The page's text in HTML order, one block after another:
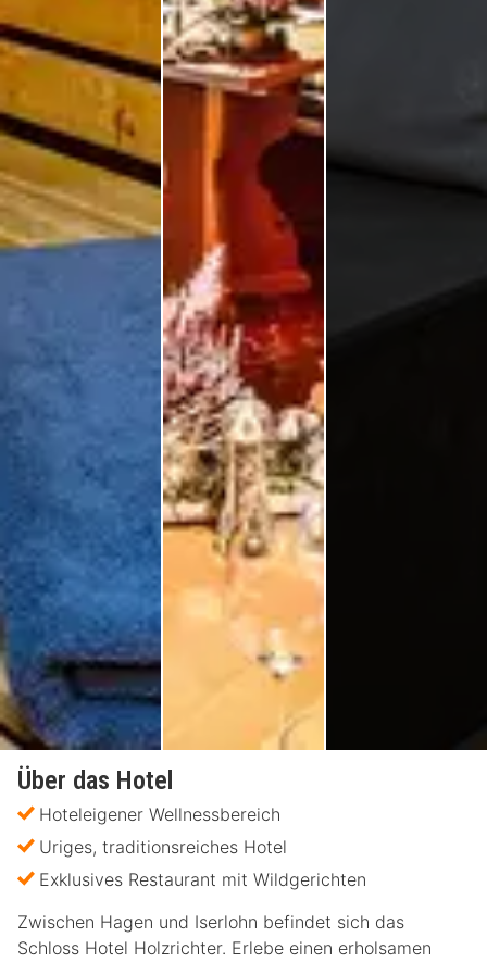
Über das Hotel
Hoteleigener Wellnessbereich
Uriges, traditionsreiches Hotel
Exklusives Restaurant mit Wildgerichten
Zwischen Hagen und Iserlohn befindet sich das
Schloss Hotel Holzrichter. Erlebe einen erholsamen